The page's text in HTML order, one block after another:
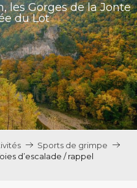
les Gorges de la Jonte
du Lot
Sports de grimpe
d’escalade / rappel